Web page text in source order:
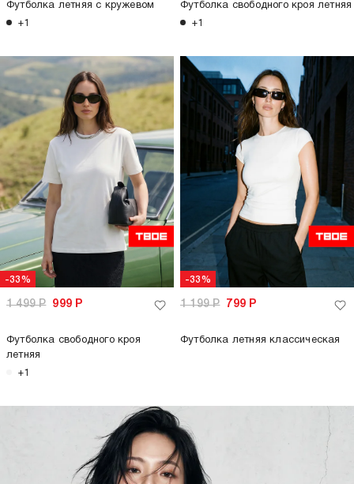
Футболка летняя с кружевом
+1
Футболка свободного кроя летняя
+1
-33%
1 499Р 999 Р
Футболка свободного кроя
летняя
+1
-33%
1 199Р 799 Р
Футболка летняя классическая